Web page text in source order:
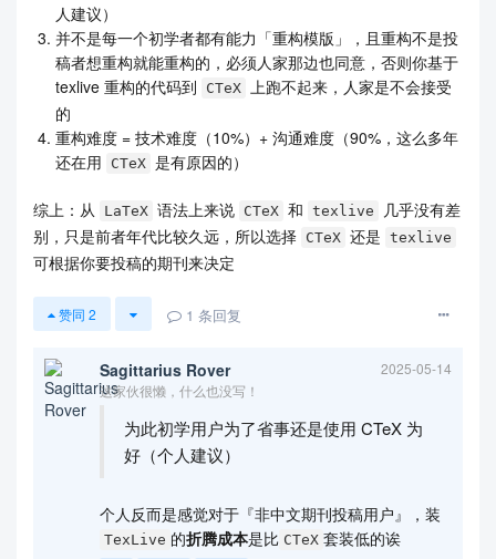
人建议）
并不是每一个初学者都有能力「重构模版」，且重构不是投
稿者想重构就能重构的，必须人家那边也同意，否则你基于
texlive 重构的代码到
CTeX
上跑不起来，人家是不会接受
的
重构难度 = 技术难度（10%）+ 沟通难度（90%，这么多年
还在用
CTeX 是有原因的）
综上：从 LaTeX 语法上来说 CTeX 和 texlive
几乎没有差
别，只是前者年代比较久远，所以选择 CTeX 还是 texlive
可根据你要投稿的期刊来决定
赞同 2 1 条回复
Sagittarius Rover
2025-05-14
这家伙很懒，什么也没写！
为此初学用户为了省事还是使用 CTeX 为
好（个人建议）
个人反而是感觉对于『非中文期刊投稿用户』，装
TexLive 的折腾成本是比 CTeX 套装低的诶